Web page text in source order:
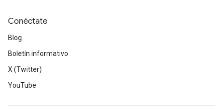
Conéctate
Blog
Boletín informativo
X (Twitter)
YouTube